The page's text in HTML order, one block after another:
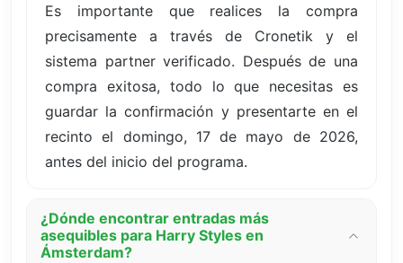
Es importante que realices la compra
precisamente a través de Cronetik y el
sistema partner verificado. Después de una
compra exitosa, todo lo que necesitas es
guardar la confirmación y presentarte en el
recinto el domingo, 17 de mayo de 2026,
antes del inicio del programa.
¿Dónde encontrar entradas más
asequibles para Harry Styles en
Ámsterdam?